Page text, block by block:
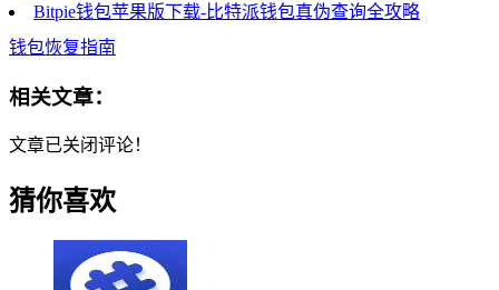
Bitpie钱包苹果版下载-比特派钱包真伪查询全攻略
钱包恢复指南
相关文章：
文章已关闭评论！
猜你喜欢